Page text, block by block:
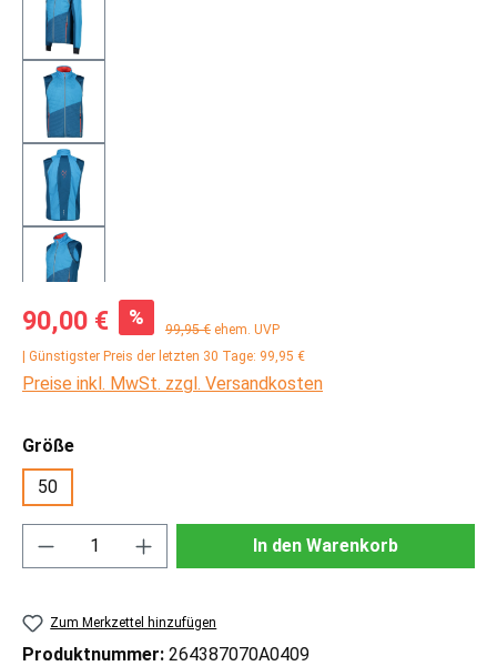
Verkaufspreis:
90,00 € % Regulärer Preis:
99,95 € ehem. UVP
| Günstigster Preis der letzten 30 Tage: 99,95 €
Preise inkl. MwSt. zzgl. Versandkosten
Größeauswählen
50
Produkt Anzahl: Gib den gewünschten
In den Warenkorb
Zum Merkzettel hinzufügen
Produktnummer: 264387070A0409